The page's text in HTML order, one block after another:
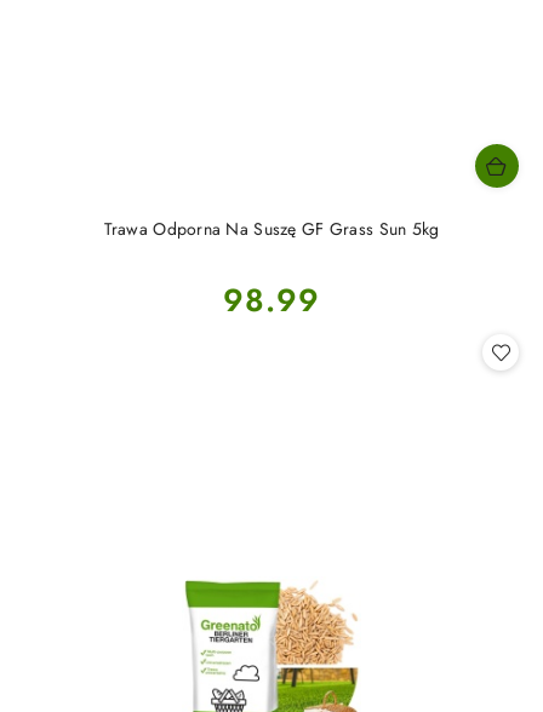
Trawa Odporna Na Suszę GF Grass Sun 5kg
Cena:
98.99